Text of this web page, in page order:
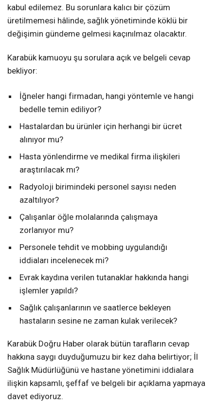
kabul edilemez. Bu sorunlara kalıcı bir çözüm
üretilmemesi hâlinde, sağlık yönetiminde köklü bir
değişimin gündeme gelmesi kaçınılmaz olacaktır.
Karabük kamuoyu şu sorulara açık ve belgeli cevap
bekliyor:
İğneler hangi firmadan, hangi yöntemle ve hangi
bedelle temin ediliyor?
Hastalardan bu ürünler için herhangi bir ücret
alınıyor mu?
Hasta yönlendirme ve medikal firma ilişkileri
araştırılacak mı?
Radyoloji birimindeki personel sayısı neden
azaltılıyor?
Çalışanlar öğle molalarında çalışmaya
zorlanıyor mu?
Personele tehdit ve mobbing uygulandığı
iddiaları incelenecek mi?
Evrak kaydına verilen tutanaklar hakkında hangi
işlemler yapıldı?
Sağlık çalışanlarının ve saatlerce bekleyen
hastaların sesine ne zaman kulak verilecek?
Karabük Doğru Haber olarak bütün tarafların cevap
hakkına saygı duyduğumuzu bir kez daha belirtiyor; İl
Sağlık Müdürlüğünü ve hastane yönetimini iddialara
ilişkin kapsamlı, şeffaf ve belgeli bir açıklama yapmaya
davet ediyoruz.